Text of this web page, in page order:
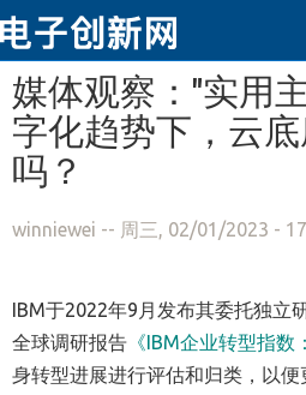
跳转到主要内容
媒体观察："实用
字化趋势下，云
吗？
winniewei -- 周三, 02/01/2023 -
IBM于2022年9月发布其委托独立
全球调研报告 《IBM企业转型指数
身转型进展进行评估和归类，以